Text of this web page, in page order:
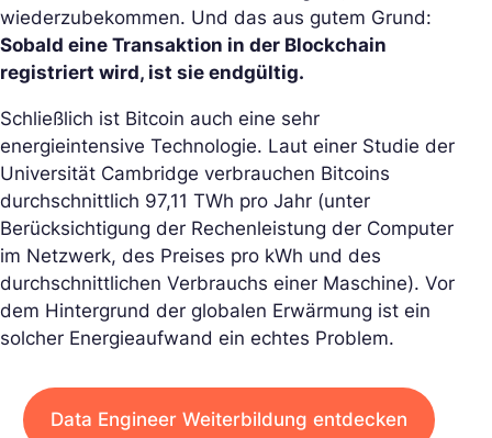
wiederzubekommen. Und das aus gutem Grund:
Sobald eine Transaktion in der Blockchain
registriert wird, ist sie endgültig.
Schließlich ist Bitcoin auch eine sehr
energieintensive Technologie. Laut einer Studie der
Universität Cambridge verbrauchen Bitcoins
durchschnittlich 97,11 TWh pro Jahr (unter
Berücksichtigung der Rechenleistung der Computer
im Netzwerk, des Preises pro kWh und des
durchschnittlichen Verbrauchs einer Maschine). Vor
dem Hintergrund der globalen Erwärmung ist ein
solcher Energieaufwand ein echtes Problem.
Data Engineer Weiterbildung entdecken